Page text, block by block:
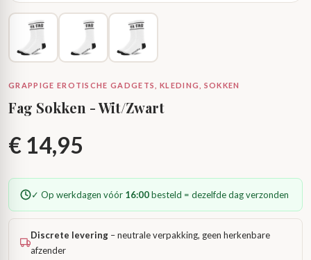
GRAPPIGE EROTISCHE GADGETS, KLEDING, SOKKEN
Fag Sokken - Wit/Zwart
€ 14,95
✓ Op werkdagen vóór 16:00besteld = dezelfde dag verzonden
Discrete levering – neutrale verpakking, geen herkenbare
afzender